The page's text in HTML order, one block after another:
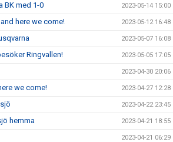
BK med 1-0 2023-05-14 15:00
here we come! 2023-05-12 16:48
2023-05-07 16:08
Ringvallen! 2023-05-05 17:05
2023-04-30 20:06
we come! 2023-04-27 12:28
2023-04-22 23:45
hemma 2023-04-21 18:55
2023-04-21 06:29